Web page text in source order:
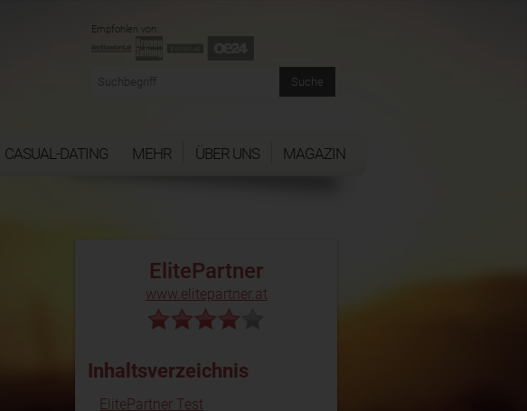
Empfohlen von:
CASUAL-DATING MEHR ÜBER UNS MAGAZIN
ElitePartner
www.elitepartner.at
Inhaltsverzeichnis
ElitePartner Test